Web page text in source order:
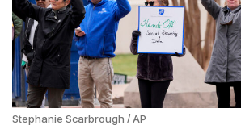
Stephanie Scarbrough / AP